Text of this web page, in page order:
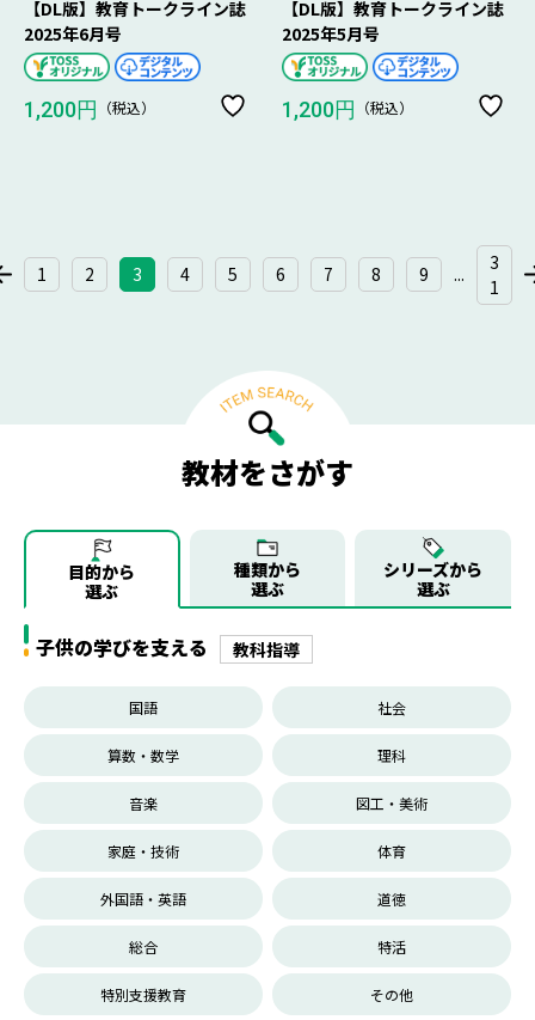
【DL版】教育トークライン誌
2025年6月号
1,200円 （税込）
【DL版】教育トークライン誌
2025年5月号
1,200円 （税込）
1 2 3 4 5 6 7 8 9 ...
3
1
教材をさがす
目的から
選ぶ
種類から
選ぶ
シリーズから
選ぶ
子供の学びを支える 教科指導
国語 社会
算数・数学 理科
音楽 図工・美術
家庭・技術 体育
外国語・英語 道徳
総合 特活
特別支援教育 その他